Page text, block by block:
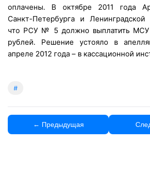
оплачены. В октябре 2011 года
Санкт-Петербурга и
что РСУ № 5 должно выплатить
рублей. Решение устояло в
апреле 2012 года – в кассационной
#
← Предыдущая